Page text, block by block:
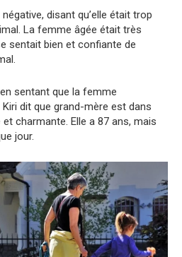
disant qu’elle était trop
La femme âgée était très
sentait bien et confiante de
sentant que la femme
dit que grand-mère est dans
charmante. Elle a 87 ans, mais
jour.